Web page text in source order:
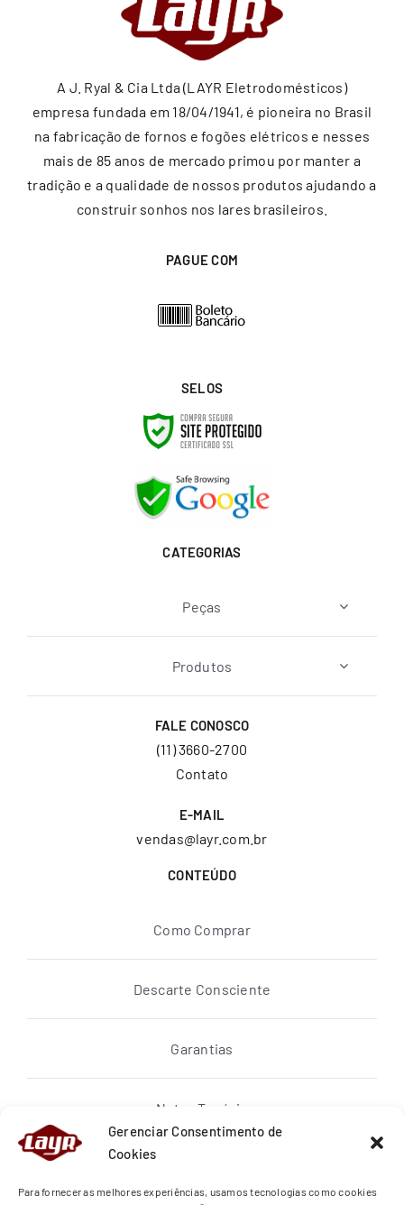
Gerenciar Consentimento de
Cookies
Para fornecer as melhores experiências, usamos tecnologias como cookies
A J. Ryal & Cia Ltda (LAYR Eletrodomésticos)
empresa fundada em 18/04/1941, é pioneira no Brasil
na fabricação de fornos e fogões elétricos e nesses
mais de 85 anos de mercado primou por manter a
tradição e a qualidade de nossos produtos ajudando a
construir sonhos nos lares brasileiros.
PAGUE COM
SELOS
CATEGORIAS
Peças
Produtos
FALE CONOSCO
(11) 3660-2700
Contato
E-MAIL
vendas@layr.com.br
CONTEÚDO
Como Comprar
Descarte Consciente
Garantias
Notas Topázio